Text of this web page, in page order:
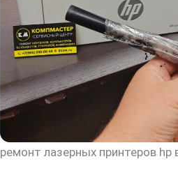
ремонт лазерных принтеров hp